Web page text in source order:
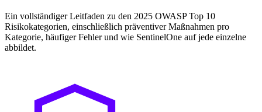
Ein vollständiger Leitfaden zu den 2025 OWASP Top 10
Risikokategorien, einschließlich präventiver Maßnahmen pro
Kategorie, häufiger Fehler und wie SentinelOne auf jede einzelne
abbildet.